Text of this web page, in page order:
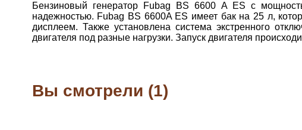
Бензиновый генератор Fubag BS 6600 A ES с
надежностью. Fubag BS 6600A ES имеет бак на 25 л,
дисплеем. Также установлена система экстренного
двигателя под разные нагрузки. Запуск двигателя
Вы смотрели (1)